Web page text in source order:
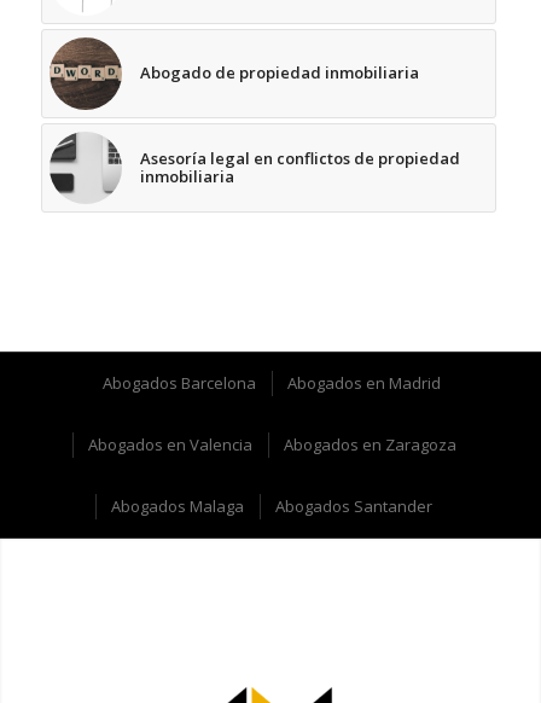
Abogado de propiedad inmobiliaria
Asesoría legal en conflictos de propiedad
inmobiliaria
Abogados Barcelona Abogados en Madrid
Abogados en Valencia Abogados en Zaragoza
Abogados Malaga Abogados Santander